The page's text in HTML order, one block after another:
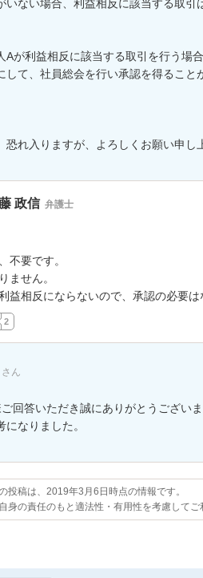
いない場合、利益相反に該当する取引
Aが利益相反に該当する取引を行う場
して、社員総会を行い承認を得るこ
恐れ入りますが、よろしくお願い申し
政信 弁護士
不要です。
ません。
益相反にならないので、承認の必要は
2
さん
回答いただき誠にありがとうございま
になりました。
投稿は、2019年3月6日時点の情報です。
身の責任のもと適法性・有用性を考慮して